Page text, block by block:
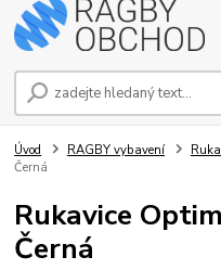
Úvod RAGBY vybavení
Černá
Rukavice
Černá